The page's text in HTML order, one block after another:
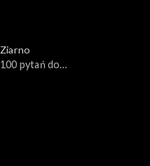
Ziarno
100 pytań do…